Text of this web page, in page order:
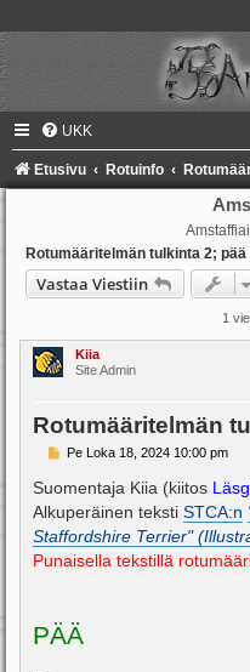
UKK
Etusivu Rotuinfo
Rotumääritelmän tulkinta 2; pää
Vastaa Viestiin
1
Kiia
Site Admin
Rotumääritelmän
V
e
t
i
Pe Loka 18, 2024 10:00 pm
Suomentaja Kiia (kiitos
Alkuperäinen teksti STCA:n
Staffordshire Terrier"
Punaisella tekstillä
PÄÄ